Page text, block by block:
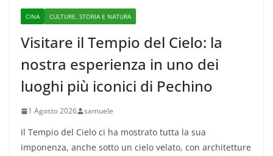
CINA CULTURE, STORIA E NATURA
Visitare il Tempio del Cielo: la
nostra esperienza in uno dei
luoghi più iconici di Pechino
1 Agosto 2026 samuele
Il Tempio del Cielo ci ha mostrato tutta la sua
imponenza, anche sotto un cielo velato, con architetture